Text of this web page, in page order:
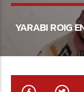
YARABI ROIG